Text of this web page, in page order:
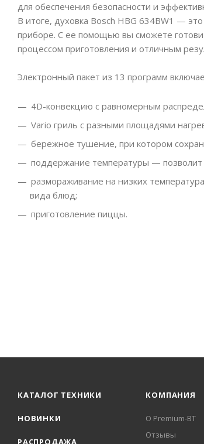
для обеспечения безопасности и
В итоге, духовка Bosch HBG 634BW1 —
приборе. С ее помощью вы сможете
процессом приготовления и отличным
Электронный пакет из 13 программ
4D-конвекцию с равномерным
Vario гриль с разными площадями
бережное тушение, при котором
поддержание температуры — позволит
размораживание на низких
вида блюд;
приготовление пиццы.
КАТАЛОГ ТЕХНИКИ
НОВИНКИ
КОМПАНИЯ
О Premium-BT
Отзывы